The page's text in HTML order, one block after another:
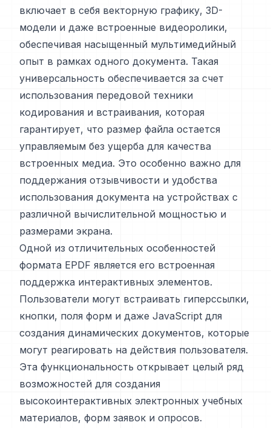
включает в себя векторную графику, 3D-
модели и даже встроенные видеоролики,
обеспечивая насыщенный мультимедийный
опыт в рамках одного документа. Такая
универсальность обеспечивается за счет
использования передовой техники
кодирования и встраивания, которая
гарантирует, что размер файла остается
управляемым без ущерба для качества
встроенных медиа. Это особенно важно для
поддержания отзывчивости и удобства
использования документа на устройствах с
различной вычислительной мощностью и
размерами экрана.
Одной из отличительных особенностей
формата EPDF является его встроенная
поддержка интерактивных элементов.
Пользователи могут встраивать гиперссылки,
кнопки, поля форм и даже JavaScript для
создания динамических документов, которые
могут реагировать на действия пользователя.
Эта функциональность открывает целый ряд
возможностей для создания
высокоинтерактивных электронных учебных
материалов, форм заявок и опросов.